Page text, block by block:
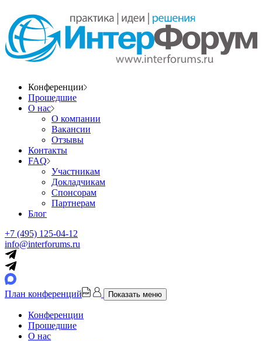
Конференции
Прошедшие
О нас
О компании
Вакансии
Отзывы
Контакты
FAQ
Участникам
Докладчикам
Спонсорам
Партнерам
Блог
+7 (495) 125-04-12
info@interforums.ru
План конференций Показать меню
Конференции
Прошедшие
О нас